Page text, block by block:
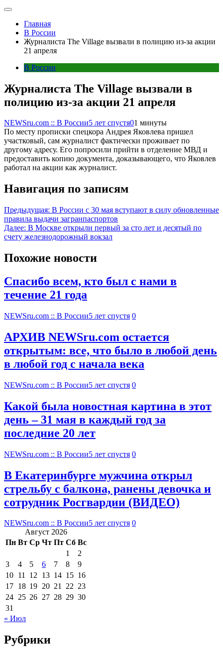
Главная
В России
Журналиста The Village вызвали в полицию из-за акции
21 апреля
В России
Журналиста The Village вызвали в
полицию из-за акции 21 апреля
NEWSru.com :: В России5 лет спустя01 минуты
По месту прописки спецкора Андрея Яковлева пришел
участковый, сам журналист фактически проживает по
другому адресу. Его попросили прийти в отделение МВД и
предоставить копию документа, доказывающего, что Яковлев
работал на акции как журналист.
Навигация по записям
Предыдущая: В России с 30 мая вступают в силу обновленные
правила выдачи загранпаспортов
Далее: В Москве открыли первый за сто лет и десятый по
счету железнодорожный вокзал
Похожие новости
Спасибо всем, кто был с нами в
течение 21 года
NEWSru.com :: В России5 лет спустя 0
АРХИВ NEWSru.com остается
открытым: все, что было в любой день
в любой год с начала века
NEWSru.com :: В России5 лет спустя 0
Какой была новостная картина в этот
день – 31 мая в каждый год за
последние 20 лет
NEWSru.com :: В России5 лет спустя 0
В Екатеринбурге мужчина открыл
стрельбу с балкона, ранены девочка и
сотрудник Росгвардии (ВИДЕО)
NEWSru.com :: В России5 лет спустя 0
Август 2026
Пн Вт Ср Чт Пт Сб Вс
1
2
3
4 5 6 7 8
9
10 11 12 13 14 15 16
17 18 19 20 21 22 23
24 25 26 27 28 29 30
31
« Июл
Рубрики